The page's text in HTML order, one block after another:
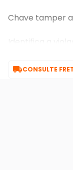
Chave tamper
Identifica a
CONSULTE